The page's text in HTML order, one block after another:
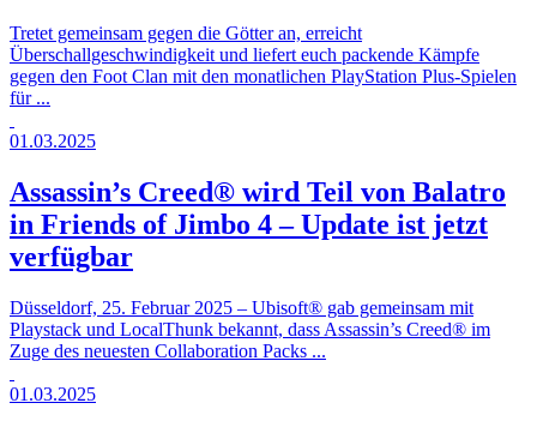
Tretet gemeinsam gegen die Götter an, erreicht
Überschallgeschwindigkeit und liefert euch packende Kämpfe
gegen den Foot Clan mit den monatlichen PlayStation Plus-Spielen
für ...
01.03.2025
Assassin’s Creed® wird Teil von Balatro
in Friends of Jimbo 4 – Update ist jetzt
verfügbar
Düsseldorf, 25. Februar 2025 – Ubisoft® gab gemeinsam mit
Playstack und LocalThunk bekannt, dass Assassin’s Creed® im
Zuge des neuesten Collaboration Packs ...
01.03.2025